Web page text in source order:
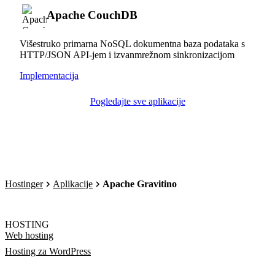
Apache CouchDB
Višestruko primarna NoSQL dokumentna baza podataka s
HTTP/JSON API-jem i izvanmrežnom sinkronizacijom
Implementacija
Pogledajte sve aplikacije
Hostinger Aplikacije Apache Gravitino
HOSTING
Web hosting
Hosting za WordPress